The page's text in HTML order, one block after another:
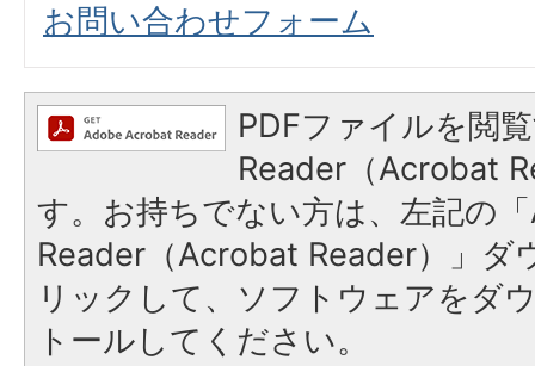
お問い合わせフォーム
PDFファイルを閲
Reader（Acrobat
す。お持ちでない方は、左記の
Reader（Acrobat Reader）」ダ
リックして、ソフトウェアをダ
トールしてください。